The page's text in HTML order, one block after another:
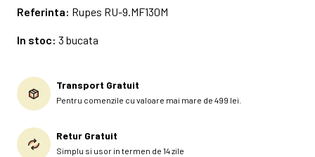
Referinta: Rupes RU-9.MF130M
In stoc: 3 bucata
Transport Gratuit
Pentru comenzile cu valoare mai mare de 499 lei.
Retur Gratuit
Simplu si usor in termen de 14 zile